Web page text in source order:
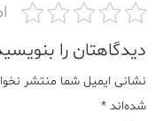
دیدگاهتان را
نشانی ایمیل شما منتشر
شده‌اند *